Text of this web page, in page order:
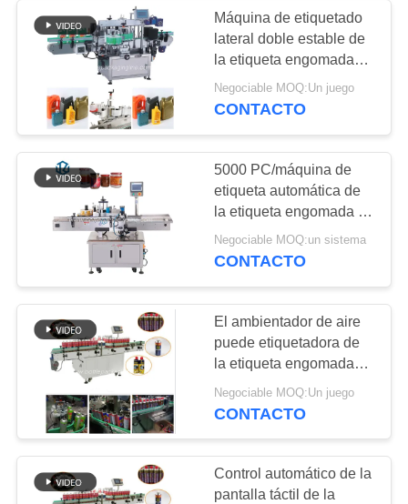
SOBRE
NOSOTROS
RECORRIDO
POR
LA
FÁBRICA
CONTROL
DE
CALIDAD
CONTACTA
CON
NOSOTROS
NOTICIAS
línea de
embotellamiento
equipo
línea del
embotellado
máquina de rellenar
líquida volumétrica
38
Máquina de etiquetado
lateral doble estable de
la etiqueta engomada
método de etiquetado
vertical
Negociable MOQ:Un juego
CONTACTO
5000 PC/máquina de
etiqueta automática de
la etiqueta engomada de
la hora para la botella
plástica de cristal fácil
Negociable MOQ:un sistema
CONTACTO
El ambientador de aire
puede etiquetadora de
la etiqueta engomada
material del acero
inoxidable
Negociable MOQ:Un juego
CONTACTO
Control automático de la
pantalla táctil de la